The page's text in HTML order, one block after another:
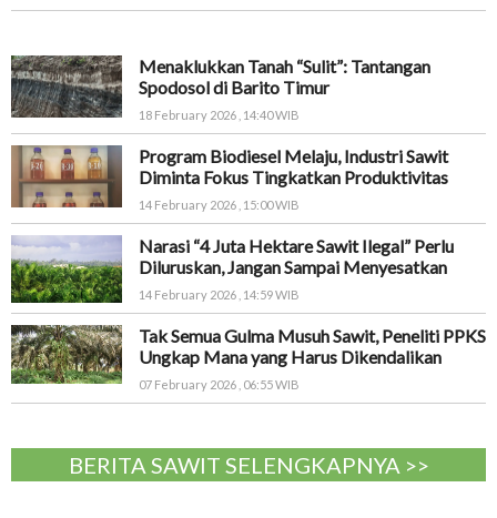
Menaklukkan Tanah “Sulit”: Tantangan
Spodosol di Barito Timur
18 February 2026 , 14:40 WIB
Program Biodiesel Melaju, Industri Sawit
Diminta Fokus Tingkatkan Produktivitas
14 February 2026 , 15:00 WIB
Narasi “4 Juta Hektare Sawit Ilegal” Perlu
Diluruskan, Jangan Sampai Menyesatkan
14 February 2026 , 14:59 WIB
Tak Semua Gulma Musuh Sawit, Peneliti PPKS
Ungkap Mana yang Harus Dikendalikan
07 February 2026 , 06:55 WIB
BERITA SAWIT SELENGKAPNYA >>